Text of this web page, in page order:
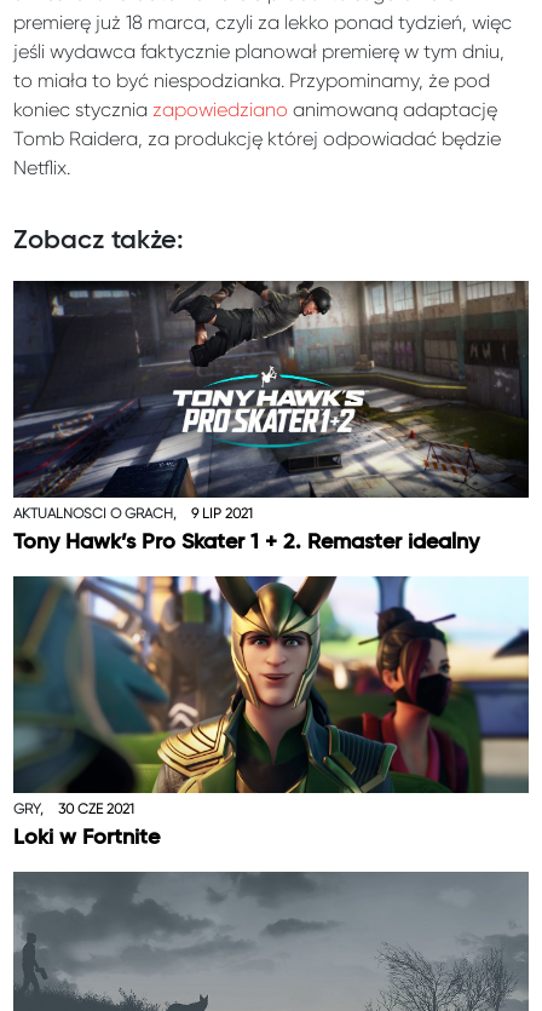
premierę już 18 marca, czyli za lekko ponad tydzień, więc
jeśli wydawca faktycznie planował premierę w tym dniu,
to miała to być niespodzianka. Przypominamy, że pod
koniec stycznia zapowiedziano animowaną adaptację
Tomb Raidera, za produkcję której odpowiadać będzie
Netflix.
Zobacz także:
AKTUALNOŚCI O GRACH, 9 LIP 2021
Tony Hawk’s Pro Skater 1 + 2. Remaster idealny
GRY, 30 CZE 2021
Loki w Fortnite